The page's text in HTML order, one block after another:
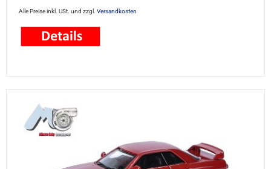
Alle Preise inkl. USt. und zzgl. Versandkosten